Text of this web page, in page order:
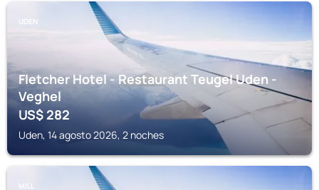
UDEN
Fletcher Hotel - Restaurant Teugel Uden -
Veghel
US$282
Uden, 14 agosto 2026, 2 noches
MILL